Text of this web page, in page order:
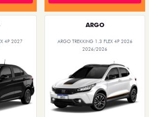
4P 2027
ARGO
ARGO TREKKING 1.3 FLEX 4P 2026
2026/2026